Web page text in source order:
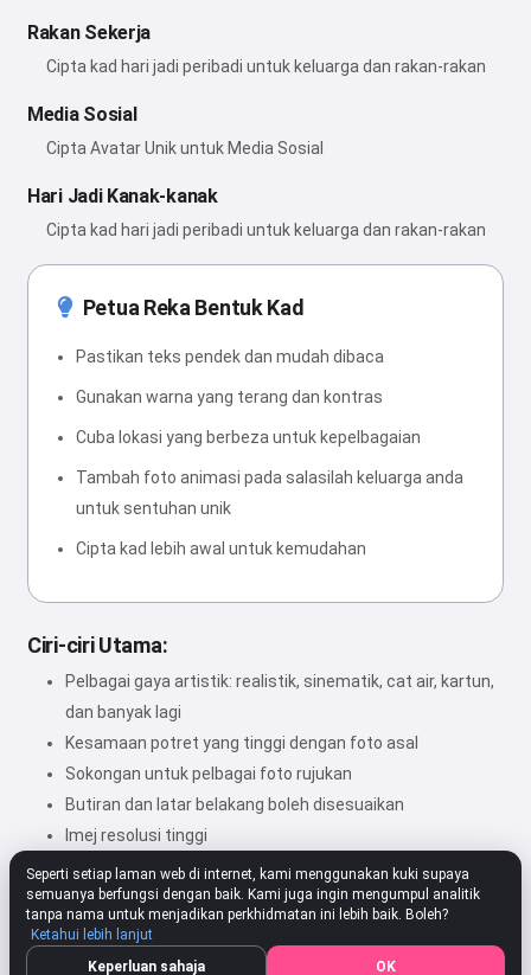
Rakan Sekerja
Cipta kad hari jadi peribadi untuk keluarga dan rakan-rakan
Media Sosial
Cipta Avatar Unik untuk Media Sosial
Hari Jadi Kanak-kanak
Cipta kad hari jadi peribadi untuk keluarga dan rakan-rakan
Petua Reka Bentuk Kad
Pastikan teks pendek dan mudah dibaca
Gunakan warna yang terang dan kontras
Cuba lokasi yang berbeza untuk kepelbagaian
Tambah foto animasi pada salasilah keluarga anda
untuk sentuhan unik
Cipta kad lebih awal untuk kemudahan
Ciri-ciri Utama:
Pelbagai gaya artistik: realistik, sinematik, cat air, kartun,
dan banyak lagi
Kesamaan potret yang tinggi dengan foto asal
Sokongan untuk pelbagai foto rujukan
Butiran dan latar belakang boleh disesuaikan
Imej resolusi tinggi
★★★★★4.80312 Tetapan Nilai
Seperti setiap laman web di internet, kami menggunakan kuki supaya
semuanya berfungsi dengan baik. Kami juga ingin mengumpul analitik
tanpa nama untuk menjadikan perkhidmatan ini lebih baik. Boleh?
Ketahui lebih lanjut
Keperluan sahaja
OK